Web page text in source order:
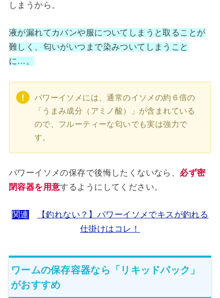
しまうから。
液が漏れてカバンや服についてしまうと取ることが
難しく、匂いがいつまで染みついてしまうこと
に…。
パワーイソメには、通常のイソメの約６倍の
「うまみ成分（アミノ酸）」が含まれている
ので、フルーティーな匂いでも実は強力で
す。
パワーイソメの保存で後悔したくないなら、 必ず密
閉容器を用意するようにしてください。
関連
【釣れない？】パワーイソメでキスが釣れる
仕掛けはコレ！
ワームの保存容器なら「リキッドパック」
がおすすめ